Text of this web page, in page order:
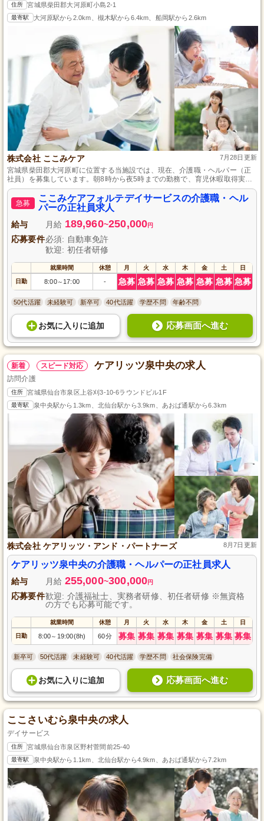
住所 宮城県柴田郡大河原町小島2-1
最寄駅 大河原駅から2.0km、槻木駅から6.4km、船岡駅から2.6km
株式会社 ここみケア 7月28日更新
宮城県柴田郡大河原町に位置する当施設では、現在、介護職・ヘルパー（正
社員）を募集しています。朝8時から夜5時までの勤務で、育児休暇取得実績
もあり、子育て中の方も安心して働ける環境を整えております。資格をお持
ちの「社会福祉士」「介護福祉士」「社会福祉主事」の方、地域社会に貢献
したい方のご応募をお待ちしております。
急募
ここみケアフォルテデイサービスの介護職・ヘル
パーの正社員求人
給与 月給 189,960~250,000円
応募要件必須: 自動車免許
歓迎: 初任者研修
就業時間 休憩 月 火 水 木 金 土 日
日勤 8:00～ 17:00 - 急募 急募 急募 急募 急募 急募 急募
50代活躍 未経験可 新卒可 40代活躍 学歴不問 年齢不問
お気に入り に追加 応募画面へ進む
新着 スピード対応 ケアリッツ泉中央の求人
訪問介護
住所 宮城県仙台市泉区上谷刈3-10-6ラウンドビル1F
最寄駅 泉中央駅から1.3km、北仙台駅から3.9km、あおば通駅から6.3km
株式会社 ケアリッツ・アンド・パートナーズ 8月7日更新
ケアリッツ泉中央の介護職・ヘルパーの正社員求人
給与 月給 255,000~300,000円
応募要件歓迎: 介護福祉士、実務者研修、初任者研修 ※無資格
の方でも応募可能です。
就業時間 休憩 月 火 水 木 金 土 日
日勤 8:00～ 19:00(8h) 60分 募集 募集 募集 募集 募集 募集 募集
新卒可 50代活躍 未経験可 40代活躍 学歴不問 社会保険完備
お気に入り に追加 応募画面へ進む
ここさいむら泉中央の求人
デイサービス
住所 宮城県仙台市泉区野村菅間前25-40
最寄駅 泉中央駅から1.1km、北仙台駅から4.9km、あおば通駅から7.2km